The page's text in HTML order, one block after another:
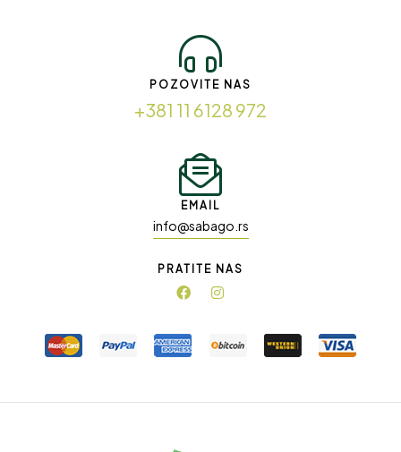
POZOVITE NAS
+381 11 6128 972
EMAIL
info@sabago.rs
PRATITE NAS